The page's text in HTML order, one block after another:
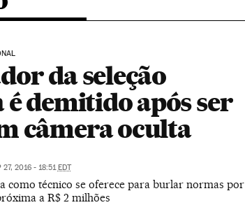
da seleção
é demitido após ser
câmera oculta
27, 2016 - 18:51EDT
como técnico se oferece para burlar normas por
a R$ 2 milhões